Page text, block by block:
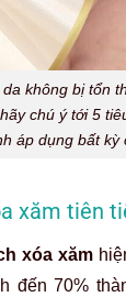
không bị tổn
chú ý tới 5
áp dụng bất kỳ
xăm tiên
xóa xăm
đến 70%